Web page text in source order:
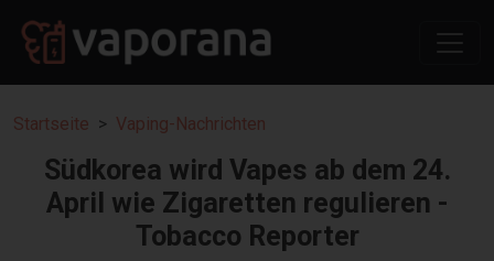
Startseite Vaping-Nachrichten
Südkorea wird Vapes ab dem 24.
April wie Zigaretten regulieren -
Tobacco Reporter